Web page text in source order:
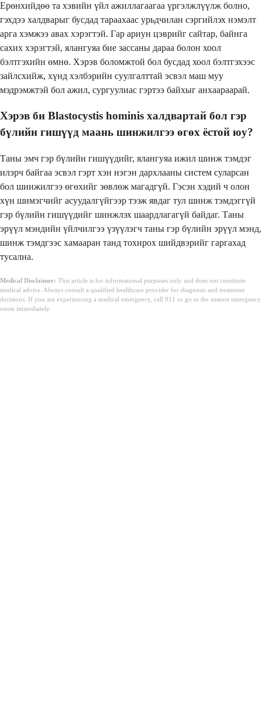
Ерөнхийдөө та хэвийн үйл ажиллагаагаа үргэлжлүүлж болно,
гэхдээ халдварыг бусдад тараахаас урьдчилан сэргийлэх нэмэлт
арга хэмжээ авах хэрэгтэй. Гар ариун цэврийг сайтар, байнга
сахих хэрэгтэй, ялангуяа бие зассаны дараа болон хоол
бэлтгэхийн өмнө. Хэрэв боломжтой бол бусдад хоол бэлтгэхээс
зайлсхийж, хүнд хэлбэрийн суулгалттай эсвэл маш муу
мэдрэмжтэй бол ажил, сургуулиас гэртээ байхыг анхаараарай.
Хэрэв би Blastocystis hominis халдвартай бол гэр
бүлийн гишүүд маань шинжилгээ өгөх ёстой юу?
Таны эмч гэр бүлийн гишүүдийг, ялангуяа ижил шинж тэмдэг
илэрч байгаа эсвэл гэрт хэн нэгэн дархлааны систем суларсан
бол шинжилгээ өгөхийг зөвлөж магадгүй. Гэсэн хэдий ч олон
хүн шимэгчийг асуудалгүйгээр тээж явдаг тул шинж тэмдэггүй
гэр бүлийн гишүүдийг шинжлэх шаардлагагүй байдаг. Таны
эрүүл мэндийн үйлчилгээ үзүүлэгч таны гэр бүлийн эрүүл мэнд,
шинж тэмдгээс хамааран танд тохирох шийдвэрийг гаргахад
тусална.
Medical Disclaimer: This article is for informational purposes only and does not constitute
medical advice. Always consult a qualified healthcare provider for diagnosis and treatment
decisions. If you are experiencing a medical emergency, call 911 or go to the nearest emergency
room immediately.